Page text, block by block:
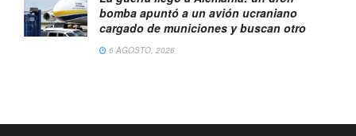
bomba apuntó a un avión ucraniano
cargado de municiones y buscan otro
6 AGOSTO, 2026